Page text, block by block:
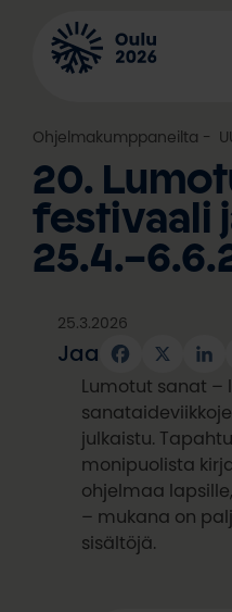
sisältöön
Ohjelmakumppaneilta
20.
festivaali
25.3.2026
Jaa Facebook
X
Lumotut sanat –
julkaistu.
monipuolista
ohjelmaa
– mukana on
sisältöjä.